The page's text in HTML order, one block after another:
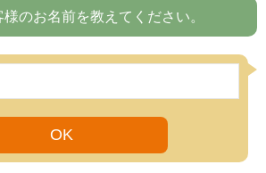
様のお名前を教えてください。
OK